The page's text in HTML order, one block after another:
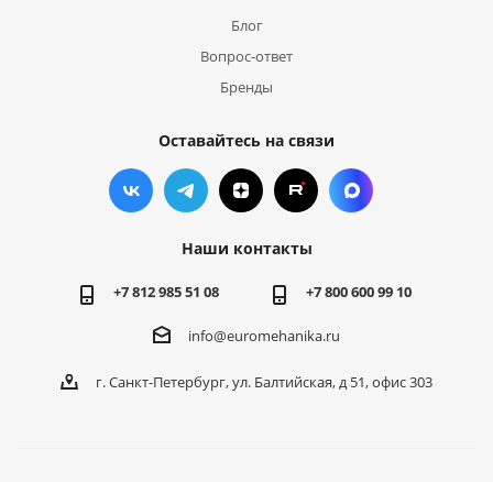
Блог
Вопрос-ответ
Бренды
Оставайтесь на связи
Наши контакты
+7 812 985 51 08 +7 800 600 99 10
info@euromehanika.ru
г. Санкт-Петербург, ул. Балтийская, д 51, офис 303